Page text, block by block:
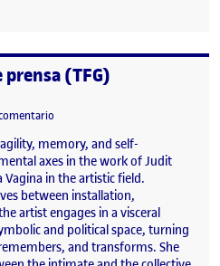
prensa (TFG)
2025 8:46 pm
memory, and self-
axes in the work of Judit
Vagina in the artistic field.
between installation,
artist engages in a visceral
and political space, turning
and transforms. She